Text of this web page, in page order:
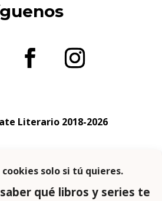
Literario 2018-2026
privacidad